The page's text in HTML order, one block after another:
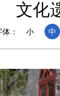
文化
体： 小 中